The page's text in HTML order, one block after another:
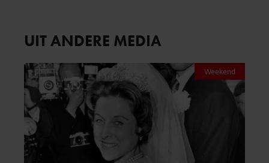
UIT ANDERE MEDIA
Weekend